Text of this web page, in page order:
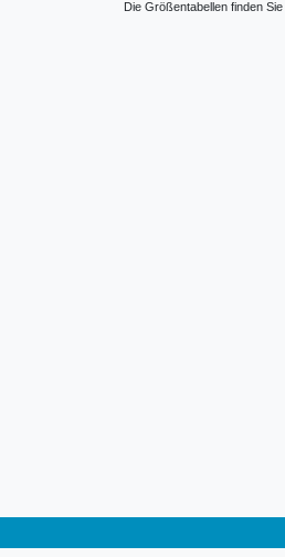
Die Größentabellen finden Sie